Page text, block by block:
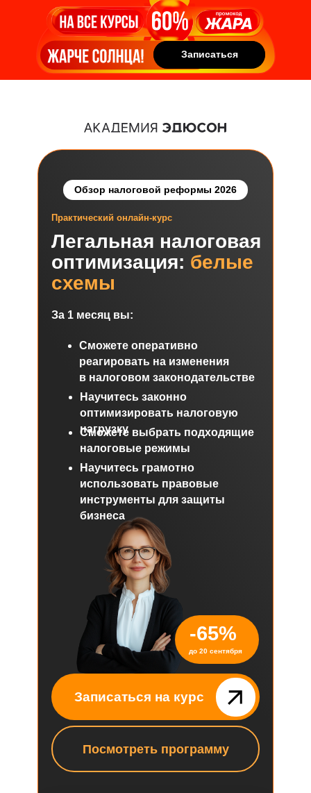
Записаться
Записаться
Легальная налоговая
оптимизация: белые
схемы
Практический онлайн-курс
За 1 месяц вы:
Посмотреть программу
Сможете оперативно
реагировать на изменения
в налоговом законодательстве
Научитесь законно
оптимизировать налоговую
нагрузку
Сможете выбрать подходящие
налоговые режимы
-65%
до 20 сентября
Научитесь грамотно
использовать правовые
инструменты для защиты
бизнеса
Записаться на курс
Обзор налоговой реформы 2026